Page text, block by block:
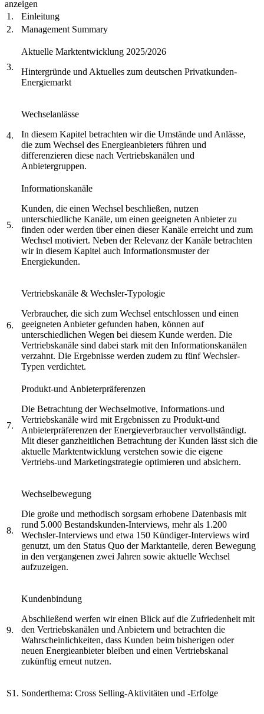
anzeigen
1.
Einleitung
2.
Management Summary
3.
Aktuelle Marktentwicklung 2025/2026
Hintergründe und Aktuelles zum deutschen Privatkunden-
Energiemarkt
4.
Wechselanlässe
In diesem Kapitel betrachten wir die Umstände und Anlässe,
die zum Wechsel des Energieanbieters führen und
differenzieren diese nach Vertriebskanälen und
Anbietergruppen.
5.
Informationskanäle
Kunden, die einen Wechsel beschließen, nutzen
unterschiedliche Kanäle, um einen geeigneten Anbieter zu
finden oder werden über einen dieser Kanäle erreicht und zum
Wechsel motiviert. Neben der Relevanz der Kanäle betrachten
wir in diesem Kapitel auch Informationsmuster der
Energiekunden.
6.
Vertriebskanäle & Wechsler-Typologie
Verbraucher, die sich zum Wechsel entschlossen und einen
geeigneten Anbieter gefunden haben, können auf
unterschiedlichen Wegen bei diesem Kunde werden. Die
Vertriebskanäle sind dabei stark mit den Informationskanälen
verzahnt. Die Ergebnisse werden zudem zu fünf Wechsler-
Typen verdichtet.
7.
Produkt-und Anbieterpräferenzen
Die Betrachtung der Wechselmotive, Informations-und
Vertriebskanäle wird mit Ergebnissen zu Produkt-und
Anbieterpräferenzen der Energieverbraucher vervollständigt.
Mit dieser ganzheitlichen Betrachtung der Kunden lässt sich die
aktuelle Marktentwicklung verstehen sowie die eigene
Vertriebs-und Marketingstrategie optimieren und absichern.
8.
Wechselbewegung
Die große und methodisch sorgsam erhobene Datenbasis mit
rund 5.000 Bestandskunden-Interviews, mehr als 1.200
Wechsler-Interviews und etwa 150 Kündiger-Interviews wird
genutzt, um den Status Quo der Marktanteile, deren Bewegung
in den vergangenen zwei Jahren sowie aktuelle Wechsel
aufzuzeigen.
9.
Kundenbindung
Abschließend werfen wir einen Blick auf die Zufriedenheit mit
den Vertriebskanälen und Anbietern und betrachten die
Wahrscheinlichkeiten, dass Kunden beim bisherigen oder
neuen Energieanbieter bleiben und einen Vertriebskanal
zukünftig erneut nutzen.
S1. Sonderthema: Cross Selling-Aktivitäten und -Erfolge